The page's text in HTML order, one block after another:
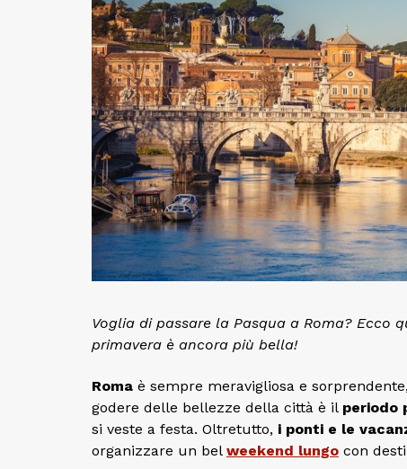
Voglia di passare la Pasqua a Roma? Ecco
primavera è ancora più bella!
Roma è sempre meravigliosa e
godere delle bellezze della città è il periodo
si veste a festa. Oltretutto, i ponti e le
organizzare un bel weekend lungo con